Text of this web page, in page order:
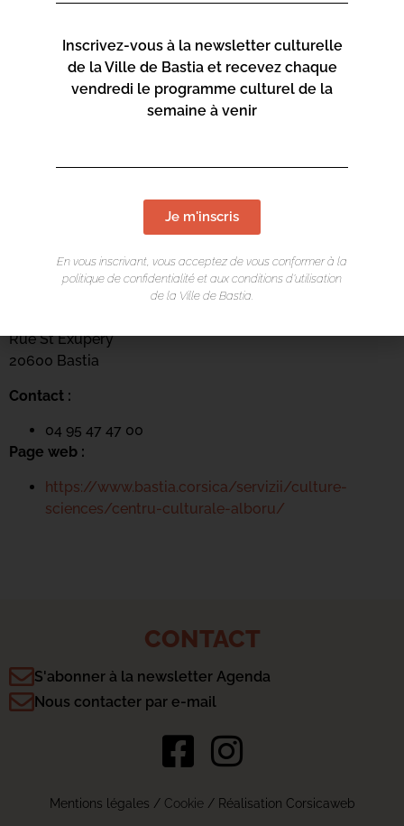
LIEU DE L'ÉVÉNEMENT
Centru culturale Alb’Oru
Rue St Exupéry
20600 Bastia
Contact :
04 95 47 47 00
Page web :
https://www.bastia.corsica/servizii/culture-
sciences/centru-culturale-alboru/
CONTACT
S'abonner à la newsletter Agenda
Nous contacter par e-mail
Mentions légales / Cookie/ Réalisation Corsicaweb
Inscrivez-vous à la newsletter culturelle
de la Ville de Bastia et recevez chaque
vendredi le programme culturel de la
semaine à venir
Je m'inscris
En vous inscrivant, vous acceptez de vous conformer à la
politique de confidentialité et aux conditions d’utilisation
de la Ville de Bastia.